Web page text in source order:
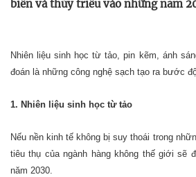
biển và thủy triều vào những năm
Nhiên liệu sinh học từ tảo, pin kẽm, ánh
đoán là những công nghệ sạch tạo ra bước
1. Nhiên liệu sinh học từ tảo
Nếu nền kinh tế không bị suy thoái trong
tiêu thụ của ngành hàng không thế giới sẽ
năm 2030.